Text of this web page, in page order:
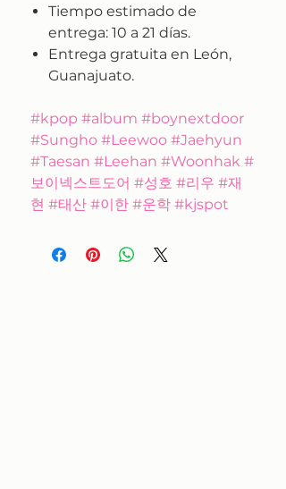
Tiempo estimado de
entrega: 10 a 21 días.
Entrega gratuita en León,
Guanajuato.
#kpop #album #boynextdoor
#Sungho #Leewoo #Jaehyun
#Taesan #Leehan #Woonhak #
보이넥스트도어 #성호 #리우 #재
현 #태산 #이한 #운학 #kjspot